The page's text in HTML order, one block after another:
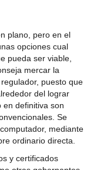
plano, pero en el
opciones cual
pueda ser viable,
mercar la
puesto que
del lograr
en definitiva son
Se
mediante
ordinario directa.
y certificados